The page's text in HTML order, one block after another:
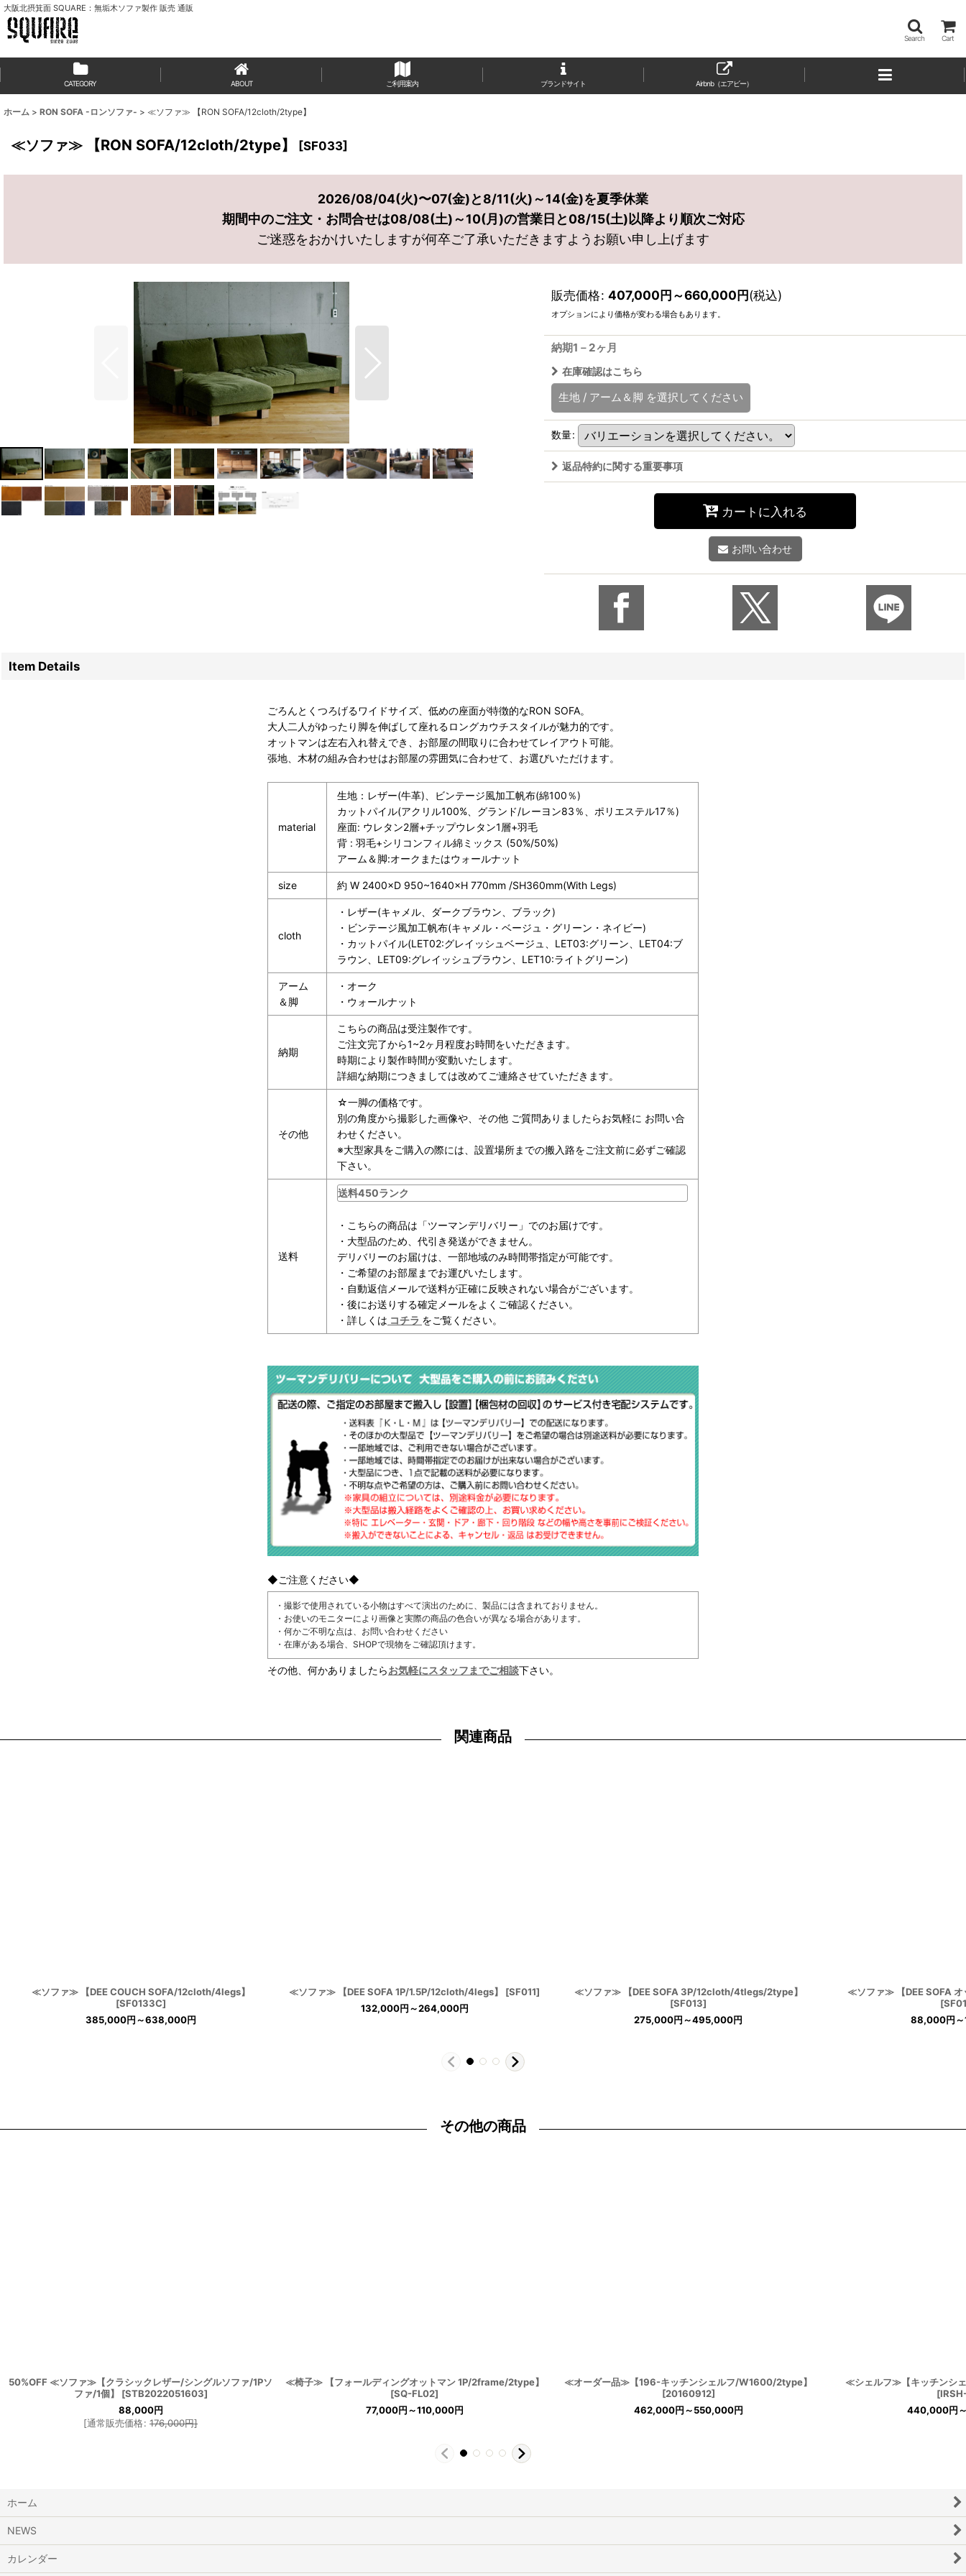
大阪北摂箕面 SQUARE：無垢木ソファ製作 販売 通販
Search Cart
CATEGORY ABOUT ご利用案内 ブランドサイト Airbnb（エアビー）
ホーム > RON SOFA -ロンソファ- > ≪ソファ≫ 【RON SOFA/12cloth/2type】
≪ソファ≫ 【RON SOFA/12cloth/2type】 [SF033]
2026/08/04(火)〜07(金)と8/11(火)～14(金)を夏季休業
期間中のご注文・お問合せは08/08(土)～10(月)の営業日と08/15(土)以降より順次ご対応
ご迷惑をおかけいたしますが何卒ご了承いただきますようお願い申し上げます
販売価格: 407,000円～660,000円(税込)
オプションにより価格が変わる場合もあります。
納期1－2ヶ月
在庫確認はこちら
生地 / アーム＆脚 を選択してください
数量:
返品特約に関する重要事項
カートに入れる
お問い合わせ
Item Details
ごろんとくつろげるワイドサイズ、低めの座面が特徴的なRON SOFA。
大人二人がゆったり脚を伸ばして座れるロングカウチスタイルが魅力的です。
オットマンは左右入れ替えでき、お部屋の間取りに合わせてレイアウト可能。
張地、木材の組み合わせはお部屋の雰囲気に合わせて、お選びいただけます。
material
生地：レザー(牛革)、ビンテージ風加工帆布(綿100％)
カットパイル(アクリル100%、グランド/レーヨン83％、ポリエステル17％)
座面: ウレタン2層+チップウレタン1層+羽毛
背 : 羽毛+シリコンフィル綿ミックス (50%/50%)
アーム＆脚:オークまたはウォールナット
size 約 W 2400×D 950~1640×H 770mm /SH360mm(With Legs)
cloth
・レザー(キャメル、ダークブラウン、ブラック)
・ビンテージ風加工帆布(キャメル・ベージュ・グリーン・ネイビー)
・カットパイル(LET02:グレイッシュベージュ、LET03:グリーン、LET04:ブ
ラウン、LET09:グレイッシュブラウン、LET10:ライトグリーン)
アーム
＆脚
・オーク
・ウォールナット
納期
こちらの商品は受注製作です。
ご注文完了から1~2ヶ月程度お時間をいただきます。
時期により製作時間が変動いたします。
詳細な納期につきましては改めてご連絡させていただきます。
その他
☆一脚の価格です。
別の角度から撮影した画像や、その他 ご質問ありましたらお気軽に お問い合
わせください。
※大型家具をご購入の際には、設置場所までの搬入路をご注文前に必ずご確認
下さい。
送料
送料450ランク
・こちらの商品は「ツーマンデリバリー」でのお届けです。
・大型品のため、代引き発送ができません。
デリバリーのお届けは、一部地域のみ時間帯指定が可能です。
・ご希望のお部屋までお運びいたします。
・自動返信メールで送料が正確に反映されない場合がございます。
・後にお送りする確定メールをよくご確認ください。
・詳しくは コチラ をご覧ください。
◆ご注意ください◆
・撮影で使用されている小物はすべて演出のために、製品には含まれておりません。
・お使いのモニターにより画像と実際の商品の色合いが異なる場合があります。
・何かご不明な点は、お問い合わせください
・在庫がある場合、SHOPで現物をご確認頂けます。
その他、何かありましたらお気軽にスタッフまでご相談下さい。
関連商品
≪ソファ≫ 【DEE COUCH SOFA/12cloth/4legs】
[SF0133C]
385,000円～638,000円
≪ソファ≫ 【DEE SOFA 1P/1.5P/12cloth/4legs】 [SF011]
132,000円～264,000円
≪ソファ≫ 【DEE SOFA 3P/12cloth/4tlegs/2type】
[SF013]
275,000円～495,000円
≪ソファ≫ 【DEE SOFA
[
88,000円
その他の商品
50%OFF ≪ソファ≫【クラシックレザー/シングルソファ/1Pソ
ファ/1個】
[STB2022051603]
88,000円
[通常販売価格: 176,000円]
≪椅子≫ 【フォールディングオットマン 1P/2frame/2type】
[SQ-FL02]
77,000円～110,000円
≪オーダー品≫【196-キッチンシェルフ/W1600/2type】
[20160912]
462,000円～550,000円
≪シェルフ≫【キッチンシ
[
440,000円
ホーム
NEWS
カレンダー